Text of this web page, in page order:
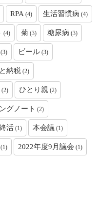
RPA (4) 生活習慣病 (4)
(4) 菊 (3) 糖尿病 (3)
(3) ビール (3)
納税 (2)
(2) ひとり親 (2)
グノート (2)
活 (1) 本会議 (1)
(1) 2022年度9月議会 (1)